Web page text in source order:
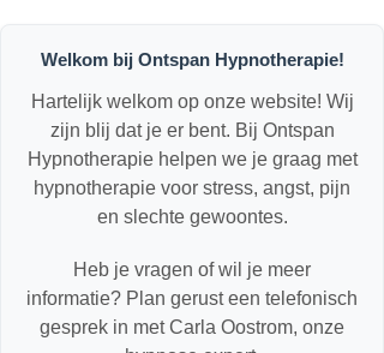
Welkom bij Ontspan Hypnotherapie!
Hartelijk welkom op onze website! Wij
zijn blij dat je er bent. Bij Ontspan
Hypnotherapie helpen we je graag met
hypnotherapie voor stress, angst, pijn
en slechte gewoontes.
Heb je vragen of wil je meer
informatie? Plan gerust een telefonisch
gesprek in met Carla Oostrom, onze